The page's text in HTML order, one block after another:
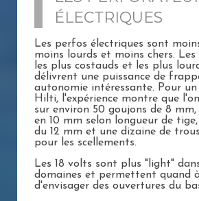
ÉLECTRIQUES
Les perfos électriques sont
moins lourds et moins chers.
les plus costauds et les plus
délivrent une puissance de
autonomie intéressante. Pour un
Hilti, l'expérience montre que
sur environ 50 goujons de 8
en 10 mm selon longueur de tige,
du 12 mm et une dizaine de
pour les scellements.
Les 18 volts sont plus "light"
domaines et permettent quand
d'envisager des ouvertures du